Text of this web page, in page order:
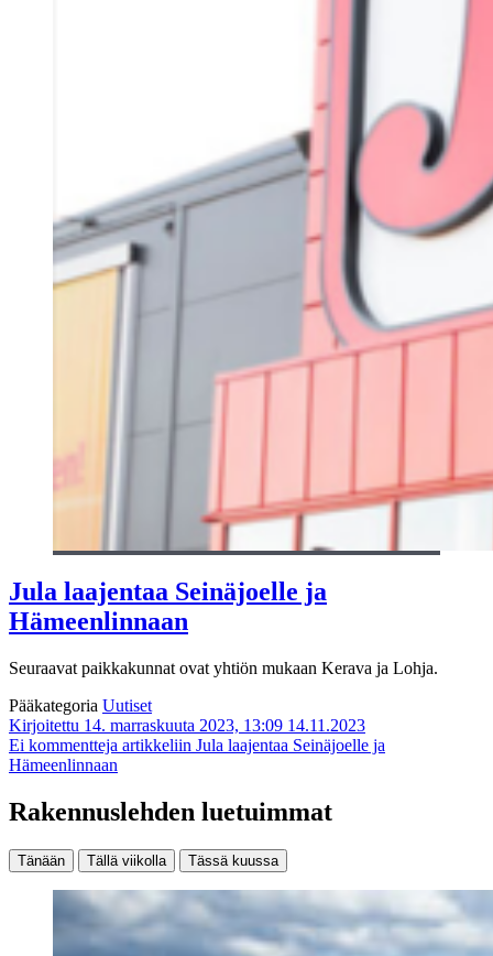
Jula laajentaa Seinäjoelle ja
Hämeenlinnaan
Seuraavat paikkakunnat ovat yhtiön mukaan Kerava ja Lohja.
Pääkategoria Uutiset
Kirjoitettu 14. marraskuuta 2023, 13:09 14.11.2023
Ei kommentteja artikkeliin Jula laajentaa Seinäjoelle ja
Hämeenlinnaan
Rakennuslehden luetuimmat
Tänään Tällä viikolla Tässä kuussa